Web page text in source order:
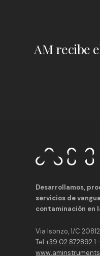
Desarrollamos,
servicios de
contaminación en
Via Isonzo, 1/C
Tel:+39 02 872892.1